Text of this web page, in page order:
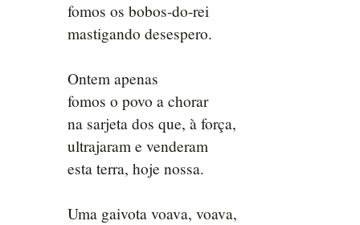
fomos os bobos-do-rei
mastigando desespero.
Ontem apenas
fomos o povo a chorar
na sarjeta dos que, à força,
ultrajaram e venderam
esta terra, hoje nossa.
Uma gaivota voava, voava,